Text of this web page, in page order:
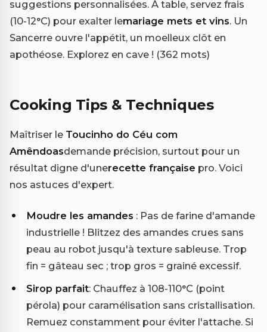
suggestions personnalisées. À table, servez frais
(10-12°C) pour exalter lemariage mets et vins. Un
Sancerre ouvre l'appétit, un moelleux clôt en
apothéose. Explorez en cave ! (362 mots)
Cooking Tips & Techniques
Maîtriser le Toucinho do Céu com
Amêndoasdemande précision, surtout pour un
résultat digne d'unerecette française pro. Voici
nos astuces d'expert.
Moudre les amandes : Pas de farine d'amande
industrielle ! Blitzez des amandes crues sans
peau au robot jusqu'à texture sableuse. Trop
fin = gâteau sec ; trop gros = grainé excessif.
Sirop parfait: Chauffez à 108-110°C (point
pérola) pour caramélisation sans cristallisation.
Remuez constamment pour éviter l'attache. Si